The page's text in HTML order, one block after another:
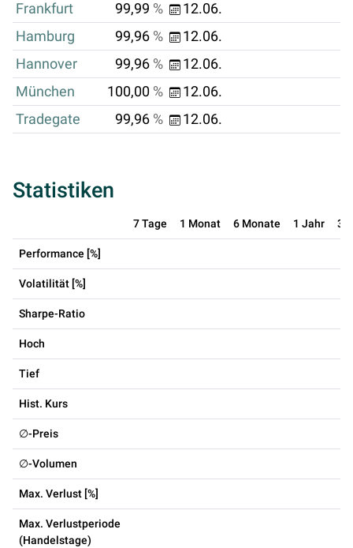
Frankfurt
99,99 %
12.06.
Hamburg
99,96 %
12.06.
Hannover
99,96 %
12.06.
München
100,00 %
12.06.
Tradegate
99,96 % 12.06.
Statistiken
7 Tage 1 Monat 6 Monate 1 Jahr 3
Performance [%]
Volatilität [%]
Sharpe-Ratio
Hoch
Tief
Hist. Kurs
∅-Preis
∅-Volumen
Max. Verlust [%]
Max. Verlustperiode
(Handelstage)